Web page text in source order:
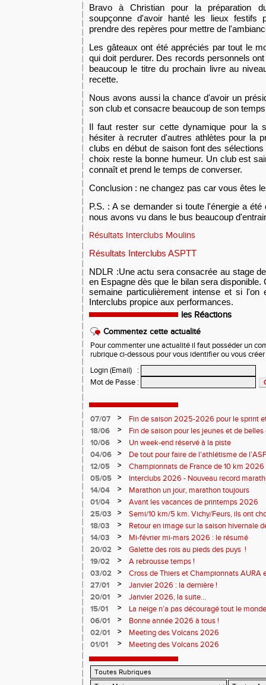
Bravo à Christian pour la préparation
soupçonne d'avoir hanté les lieux festifs
prendre des repères pour mettre de
Les gâteaux ont été appréciés par tout le
qui doit perdurer. Des records personnels
beaucoup le titre du prochain livre au
recette.
Nous avons aussi la chance d'avoir un
son club et consacre beaucoup de son
Il faut rester sur cette dynamique pour la
hésiter à recruter d'autres athlètes pour la
clubs en début de saison font des
choix reste la bonne humeur. Un club est
connaît et prend le temps de converser.
Conclusion : ne changez pas car vous êtes
P.S. : Ase demander si toute l'énergie a
nous avons vu dans le bus beaucoup
Résultats Interclubs Moulins
Résultats Interclubs ASPTT
NDLR :Une actu sera consacrée au stage
en Espagne dès que le bilan sera disponible.
semaine particulièrement intense et si
Interclubs propice aux performances.
les Réactions
Commentez cette actualité
Pour commenter une actualité il faut posséder un
rubrique ci-dessous pour vous identifier ou vous
Login (Email)
:
Mot de Passe :
07/07 >
Fin de saison 2025-2026 pour le sprint
18/06
>
Fin de saison pour les jeunes et de
10/06
>
Un week-end réservé à la piste
04/06
>
De tout pour faire de l'athlétisme de
monde souriant
12/05 >
Championnats de France de 10 km
Soirées piste
05/05 >
Interclubs 2026 - Nouveau record
résultats
14/04 >
Marathon un jour, marathon toujours
01/04
>
Avant les vacances de printemps 2026
25/03
>
Semi/10 km/5 km. Vichy/Feurs, ils ont
18/03
>
Retour en image sur la saison hivernale
14/03
>
Mi-février mi-mars 2026 : le résumé
20/02
>
Galette des rois au pieds des puys !
19/02
>
A rebrousse temps !
03/02
>
Cross de Thiers et Championnats AURA
27/01
>
Janvier 2026 : la dernière !
20/01
>
Janvier 2026, la suite...
15/01
>
La neige n’a pas découragé tout le
06/01
>
Bonne année 2026 à tous !
02/01
>
Meeting des Volcans 2026
01/01
> Meeting des Volcans 2026